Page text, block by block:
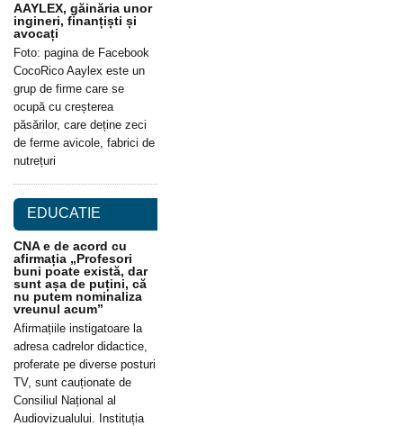
AAYLEX, găinăria unor
ingineri, finanțiști și
avocați
Foto: pagina de Facebook
CocoRico Aaylex este un
grup de firme care se
ocupă cu creșterea
păsărilor, care deține zeci
de ferme avicole, fabrici de
nutrețuri
EDUCATIE
CNA e de acord cu
afirmația „Profesori
buni poate există, dar
sunt așa de puțini, că
nu putem nominaliza
vreunul acum”
Afirmațiile instigatoare la
adresa cadrelor didactice,
proferate pe diverse posturi
TV, sunt cauționate de
Consiliul Național al
Audiovizualului. Instituția